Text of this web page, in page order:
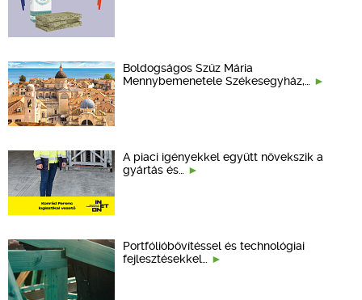
Boldogságos Szűz Mária
Mennybemenetele Székesegyház,…
A piaci igényekkel együtt növekszik a
gyártás és…
Portfólióbővítéssel és technológiai
fejlesztésekkel…